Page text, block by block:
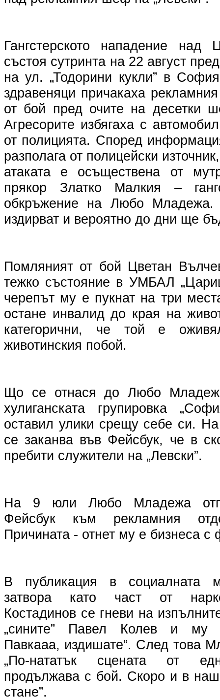
Гангстерското нападение над
състоя сутринта на 22 август
на ул. „Тодорини кукли” в
здравеняци причакаха
от бой пред очите на десетки
Агресорите избягаха с
от полицията. Според
разполага от полицейски източник,
атаката е осъществена от
прякор Златко Малкия –
обкръжение на Любо Младежа.
издирват и вероятно до дни ще
Помляният от бой Цветан
тежко състояние в УМБАЛ
черепът му е пукнат на три
остане инвалид до края на
категорични, че той е
животинския побой.
Що се отнася до Любо
хулиганската групировка
оставил улики срещу себе си.
се заканва във Фейсбук, че в
пребити служители на „Левски”.
На 9 юли Любо Младежа
Фейсбук към рекламния
Причината - отнет му е бизнеса с
В публикация в социалната
затвора като част от
Костадинов се гневи на
„сините” Павел Колев и му
Павкааа, издишате”. След това
„По-нататък сцената от
продължава с бой. Скоро и в
стане”.